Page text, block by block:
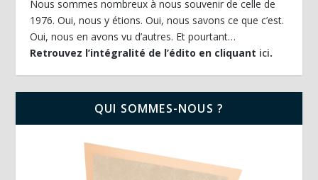
Nous sommes nombreux à nous souvenir de celle de
1976. Oui, nous y étions. Oui, nous savons ce que c’est.
Oui, nous en avons vu d’autres. Et pourtant…
Retrouvez l’intégralité de l’édito en cliquant ici.
QUI SOMMES-NOUS ?